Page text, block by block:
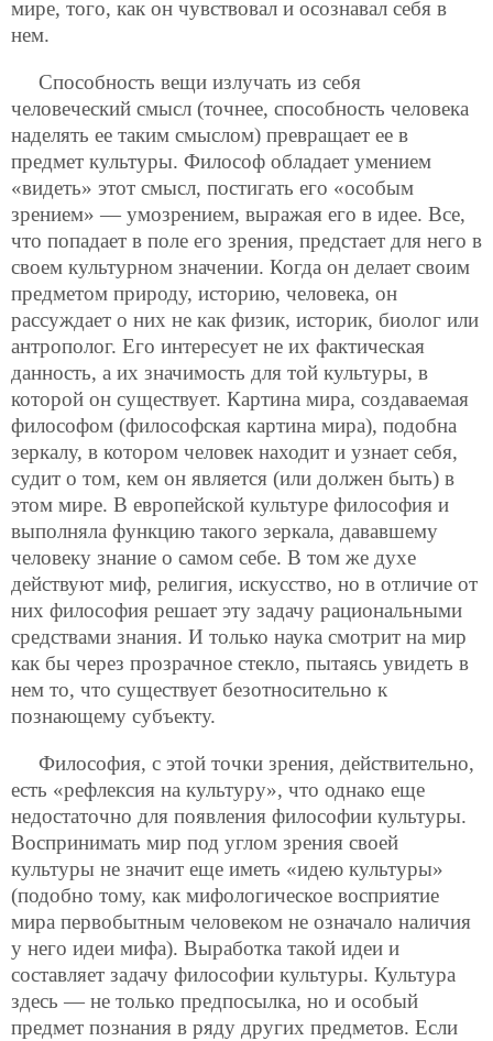
мире, того, как он чувствовал и осознавал себя в
нем.
Способность вещи излучать из себя
человеческий смысл (точнее, способность человека
наделять ее таким смыслом) превращает ее в
предмет культуры. Философ обладает умением
«видеть» этот смысл, постигать его «особым
зрением» — умозрением, выражая его в идее. Все,
что попадает в поле его зрения, предстает для него в
своем культурном значении. Когда он делает своим
предметом природу, историю, человека, он
рассуждает о них не как физик, историк, биолог или
антрополог. Его интересует не их фактическая
данность, а их значимость для той культуры, в
которой он существует. Картина мира, создаваемая
философом (философская картина мира), подобна
зеркалу, в котором человек находит и узнает себя,
судит о том, кем он является (или должен быть) в
этом мире. В европейской культуре философия и
выполняла функцию такого зеркала, дававшему
человеку знание о самом себе. В том же духе
действуют миф, религия, искусство, но в отличие от
них философия решает эту задачу рациональными
средствами знания. И только наука смотрит на мир
как бы через прозрачное стекло, пытаясь увидеть в
нем то, что существует безотносительно к
познающему субъекту.
Философия, с этой точки зрения, действительно,
есть «рефлексия на культуру», что однако еще
недостаточно для появления философии культуры.
Воспринимать мир под углом зрения своей
культуры не значит еще иметь «идею культуры»
(подобно тому, как мифологическое восприятие
мира первобытным человеком не означало наличия
у него идеи мифа). Выработка такой идеи и
составляет задачу философии культуры. Культура
здесь — не только предпосылка, но и особый
предмет познания в ряду других предметов. Если